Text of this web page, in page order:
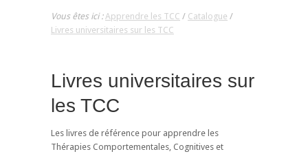
Vous êtes ici :Apprendre les TCC / Catalogue /
Livres universitaires sur les TCC
Livres universitaires sur
les TCC
Les livres de référence pour apprendre les
Thérapies Comportementales, Cognitives et